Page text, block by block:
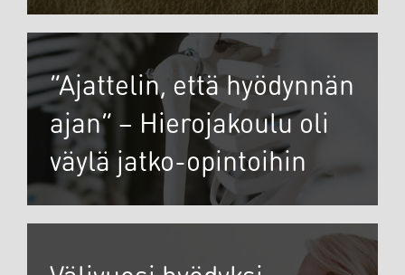
”Ajattelin, että hyödynnän
ajan” – Hierojakoulu oli
väylä jatko-opintoihin